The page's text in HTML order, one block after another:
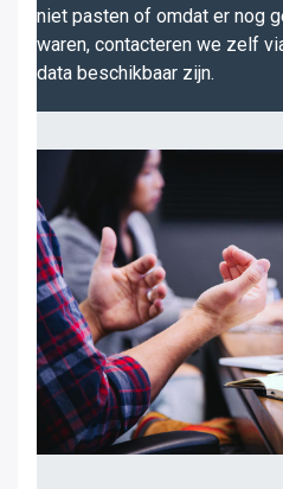
niet pasten of omdat er nog
waren, contacteren we zelf
data beschikbaar zijn.